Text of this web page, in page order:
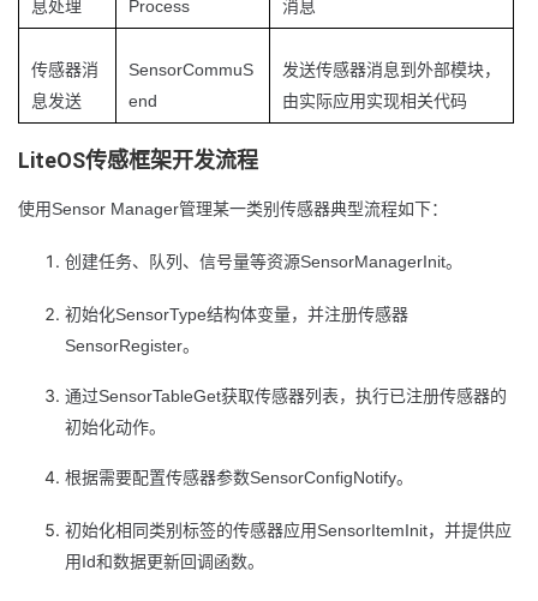
息处理 Process 消息
传感器消
息发送
SensorCommuS
end
发送传感器消息到外部模块，
由实际应用实现相关代码
LiteOS传感框架开发流程
使用 Sensor Manager管理某一类别传感器典型流程如下：
创建任务、队列、信号量等资源SensorManagerInit。
初始化SensorType结构体变量，并注册传感器
SensorRegister。
通过SensorTableGet获取传感器列表，执行已注册传感器的
初始化动作。
根据需要配置传感器参数SensorConfigNotify。
初始化相同类别标签的传感器应用 SensorItemInit，并提供应
用 Id和数据更新回调函数。